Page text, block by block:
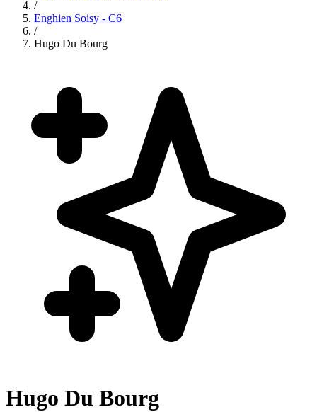
/
Enghien Soisy - C6
/
Hugo Du Bourg
Hugo Du Bourg